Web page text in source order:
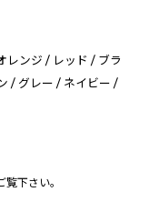
レンジ / レッド / ブラ
/ グレー / ネイビー /
覧下さい。